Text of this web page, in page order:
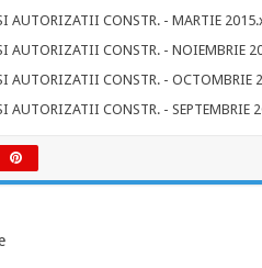
AUTORIZATII CONSTR. - MARTIE
AUTORIZATII CONSTR. - NOIEMBRIE
AUTORIZATII CONSTR. - OCTOMBRIE
AUTORIZATII CONSTR. - SEPTEMBRIE